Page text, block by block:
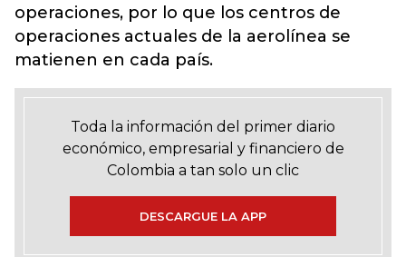
operaciones, por lo que los centros de
operaciones actuales de la aerolínea se
matienen en cada país.
Toda la información del primer diario
económico, empresarial y financiero de
Colombia a tan solo un clic
DESCARGUE LA APP